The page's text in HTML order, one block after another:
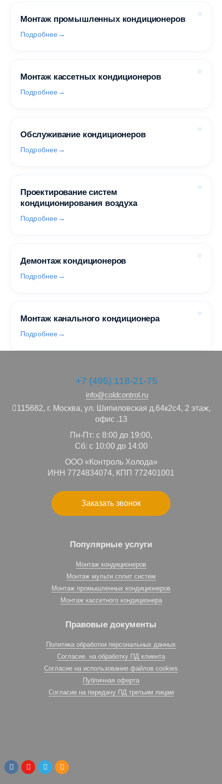
Монтаж промышленных кондиционеров
Подробнее
Монтаж кассетных кондиционеров
Подробнее
Обслуживание кондиционеров
Подробнее
Проектирование систем
кондиционирования воздуха
Подробнее
Демонтаж кондиционеров
Подробнее
Монтаж канального кондиционера
Подробнее
+7 (495) 118-21-75
info@coldcontrol.ru
115682, г. Москва, ул. Шипиловская д.64к2с4, 2 этаж,
офис .13
Пн-Пт: с 8:00 до 19:00,
Сб: с 10:00 до 14:00
ООО «Контроль Холода»
ИНН 7724834074, КПП 772401001
Заказать звонок
Популярные услуги
Монтаж кондиционеров
Монтаж мульти сплит систем
Монтаж промышленных кондиционеров
Монтаж кассетного кондиционера
Правовые документы
Политика обработки персональных данных
Согласие на обработку ПД клиента
Согласие на использование файлов cookies
Публичная оферта
Согласие на передачу ПД третьим лицам